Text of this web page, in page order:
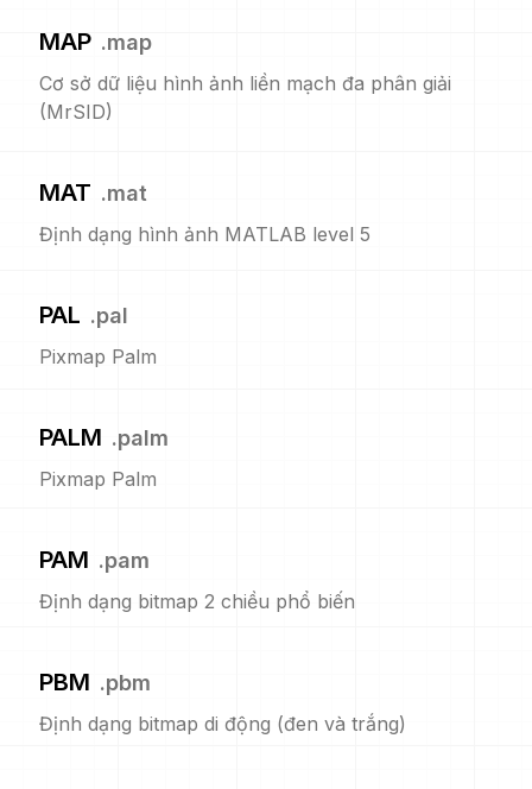
MAP .map
Cơ sở dữ liệu hình ảnh liền mạch đa phân giải
(MrSID)
MAT .mat
Định dạng hình ảnh MATLAB level 5
PAL .pal
Pixmap Palm
PALM .palm
Pixmap Palm
PAM .pam
Định dạng bitmap 2 chiều phổ biến
PBM .pbm
Định dạng bitmap di động (đen và trắng)